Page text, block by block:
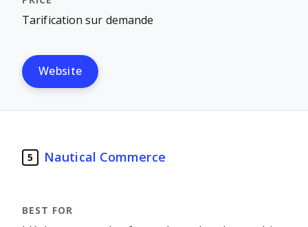
Tarification sur demande
Website
5 Nautical Commerce